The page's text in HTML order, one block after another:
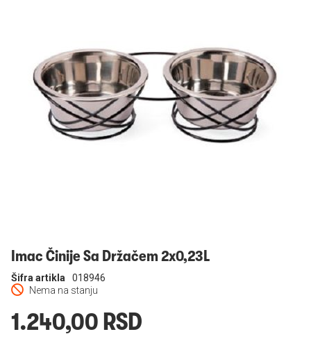
Imac Činije Sa Držačem 2x0,23L
Nema na stanju
Šifra artikla 018946
1.240,00 RSD